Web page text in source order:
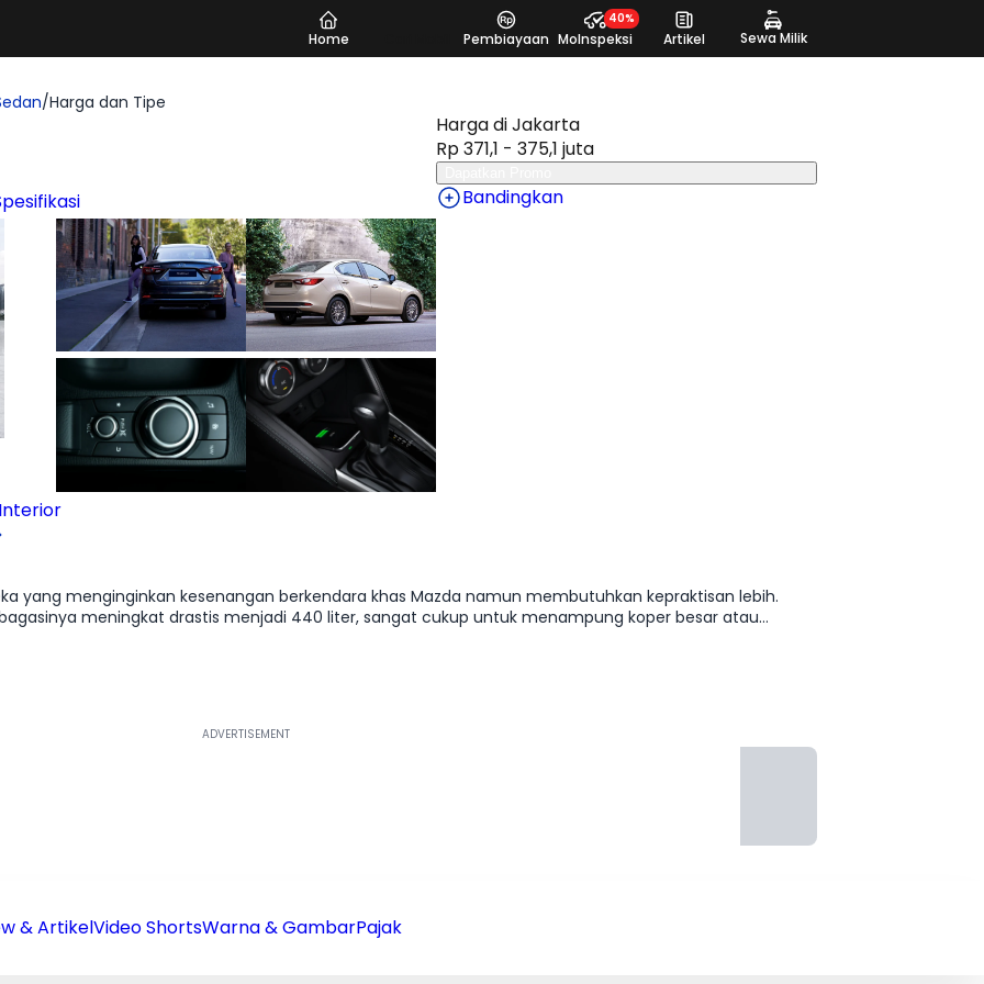
Home Pembiayaan MoInspeksi
40%
Artikel Sewa Milik
/Harga dan Tipe
Harga di Jakarta
Rp 371,1 - 375,1 juta
Bandingkan
yang menginginkan kesenangan berkendara khas Mazda namun membutuhkan kepraktisan lebih.
meningkat drastis menjadi 440 liter, sangat cukup untuk menampung koper besar atau
tetap lincah dan responsif, dengan suspensi yang memberikan keseimbangan pas antara
yang jarang di jalan justru membuatnya terlihat lebih spesial dan berbeda dari sedan entry level
& ArtikelVideo ShortsWarna & GambarPajak